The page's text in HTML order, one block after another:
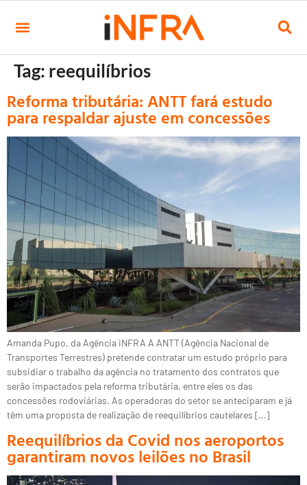
Tag: reequilíbrios
Reforma tributária: ANTT fará estudo
para respaldar ajuste em concessões
Amanda Pupo, da Agência iNFRA A ANTT (Agência Nacional de
Transportes Terrestres) pretende contratar um estudo próprio para
subsidiar o trabalho da agência no tratamento dos contratos que
serão impactados pela reforma tributária, entre eles os das
concessões rodoviárias. As operadoras do setor se anteciparam e já
têm uma proposta de realização de reequilíbrios cautelares […]
Reequilíbrios da Covid nos aeroportos
garantiram novos leilões no Brasil